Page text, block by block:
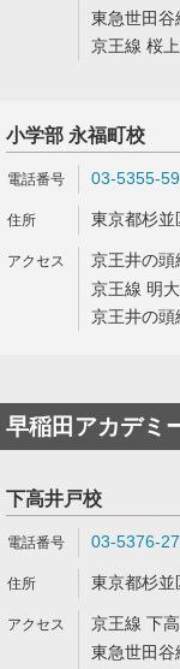
東急世田
京王線 桜
小学部 永福町校
03-5355-
東京都杉
京王井の
京王線 明
京王井の
早稲田アカデミ
下高井戸校
03-5376-
東京都杉
京王線 下
東急世田